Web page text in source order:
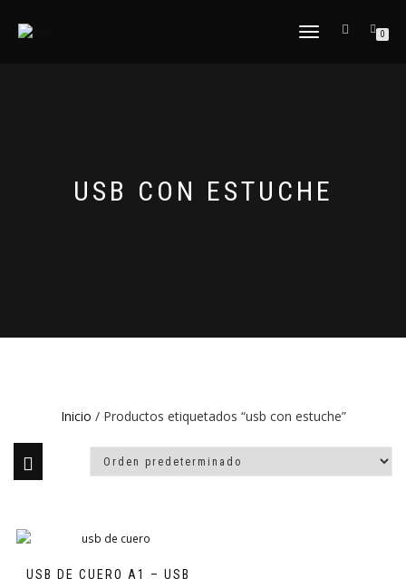
CAMBIAR
0
USB CON ESTUCHE
Inicio / Productos etiquetados “usb con estuche”
USB DE CUERO A1 – USB